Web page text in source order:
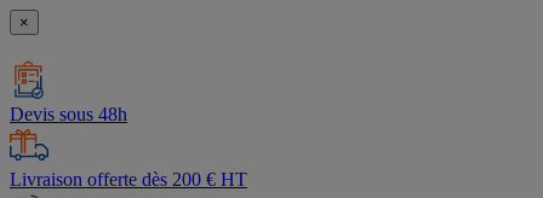
×
Devis sous 48h
Livraison offerte dès 200 € HT